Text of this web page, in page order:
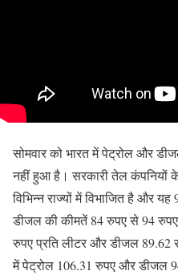
सोमवार को भारत में पेट्रोल और
नहीं हुआ है। सरकारी तेल कंपनियों
विभिन्न राज्यों में विभाजित है और
डीजल की कीमतें 84 रुपए से 94
रुपए प्रति लीटर और डीजल
में पेट्रोल 106.31 रुपए और डीजल